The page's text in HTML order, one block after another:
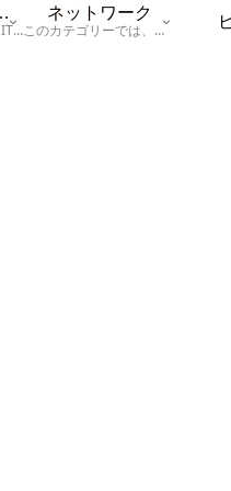
グラム
このカテゴリーでは、ITに関する基本的な情報として「ハードウェア、「サーバー」、「データベース、「ネットワーク」、「セキュリティ」、「プログラム」に関する情報を記載しています。
ネットワーク
このカテゴリーでは、「ネットワーク」に関する情報を記載しています。